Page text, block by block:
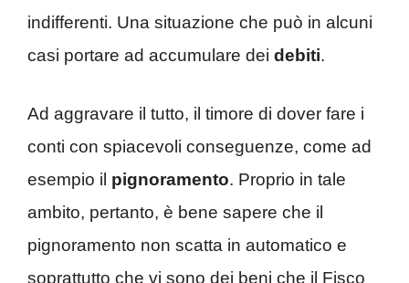
indifferenti. Una situazione che può in alcuni
casi portare ad accumulare dei debiti.
Ad aggravare il tutto, il timore di dover fare i
conti con spiacevoli conseguenze, come ad
esempio il pignoramento. Proprio in tale
ambito, pertanto, è bene sapere che il
pignoramento non scatta in automatico e
soprattutto che vi sono dei beni che il Fisco